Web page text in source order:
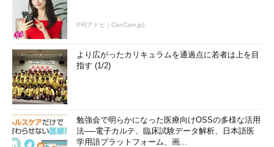
PR(アドビ｜CanCam.jp)
より広がったカリキュラムを通過点に若者は上を目
指す (1/2)
勉強会で明らかになった医療向けOSSの多様な活用
法──電子カルテ、臨床試験データ解析、日本語医
学用語プラットフォーム、画...